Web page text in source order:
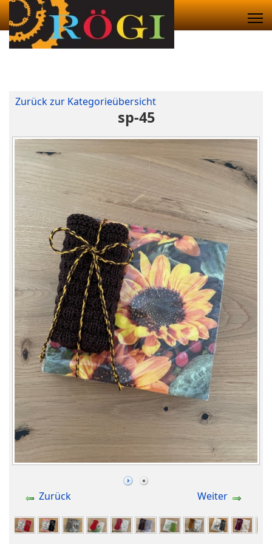
Zurück zur Kategorieübersicht
sp-45
Zurück Weiter